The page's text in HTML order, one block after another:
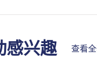
感兴趣 查看